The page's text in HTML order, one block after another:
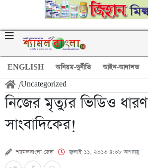
ENGLISH অনিয়ম-দুর্নীতি আইন-আদালত
/Uncategorized
নিজের মৃত্যুর ভিডিও ধারণ
সাংবাদিকের!
শ্যামলবাংলা ডেস্ক জুলাই ১১, ২০১৩ ৪:০৮ অপরাহ্ণ